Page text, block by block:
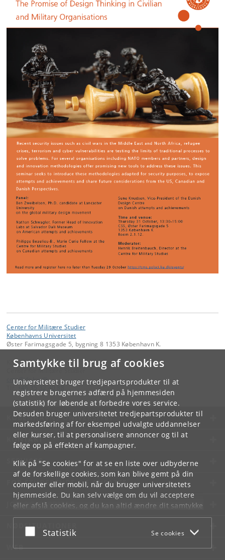
Samtykke til brug af cookies
Universitetet bruger tredjepartsprodukter til at
registrere brugernes adfærd på hjemmesiden
(statistik) for løbende at forbedre vores service.
Desuden bruger universitetet tredjepartsprodukter til
markedsføring af for eksempel udvalgte uddannelser
eller kurser, til at personalisere annoncer og til at
følge op på effekten af kampagner.
Klik på "Se cookies" for at se en liste over udbyderne
af de forskellige cookies, som kan blive gemt på din
computer eller mobil, når du bruger universitetets
hjemmeside. Du kan selv vælge om du vil acceptere
eller afslå cookies, og du kan altid ændre dit samtykke
underCookie- og privatlivspolitiksom du finder i
bunden af hver side.
Acceptér eller afslå
Statistik Se cookies
Center for Militære Studier
Københavns Universitet
Øster Farimagsgade 5, bygning 8 1353 København K.
Kontakt:
Center for Militære Studier
cms@ifs. ku.dk
KØBENHAVNS UNIVERSITET
KONTAKT
SERVICES
FOR STUDERENDE OG ANSATTE
JOB OG KARRIERE
NØDSITUATIONER
WEB